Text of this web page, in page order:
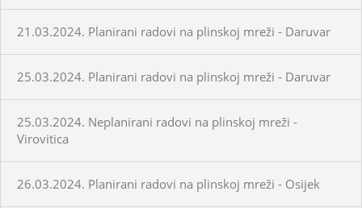
21.03.2024. Planirani radovi na plinskoj mreži - Daruvar
25.03.2024. Planirani radovi na plinskoj mreži - Daruvar
25.03.2024. Neplanirani radovi na plinskoj mreži -
Virovitica
26.03.2024. Planirani radovi na plinskoj mreži - Osijek